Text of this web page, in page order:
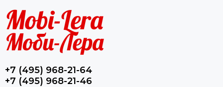
+7 (495) 968-21-64
+7 (495) 968-21-46